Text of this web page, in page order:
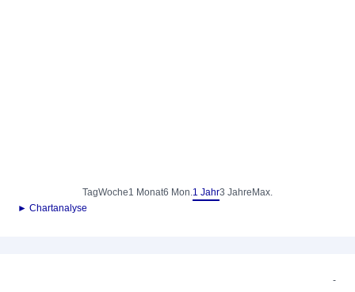
TagWoche1 Monat6 Mon.1 Jahr3 Jahre Max.
► Chartanalyse
-